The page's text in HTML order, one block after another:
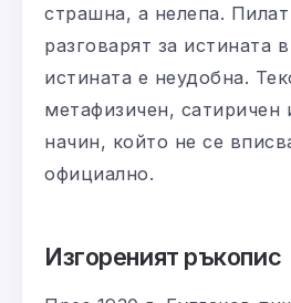
страшна, а нелепа.
разговарят за истината
истината е неудобна.
метафизичен, сатиричен
начин, който не се
официално.
Изгореният ръкопис